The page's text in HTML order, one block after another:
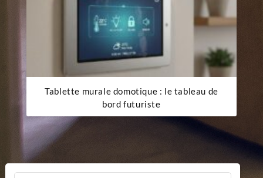
Tablette murale domotique : le tableau de
bord futuriste